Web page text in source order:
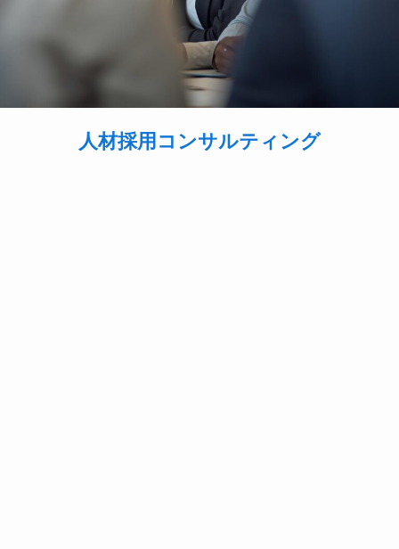
人材採用コンサルティング